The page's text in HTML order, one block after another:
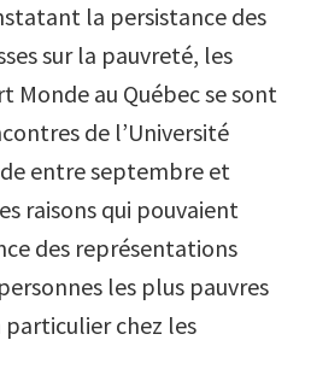
la persistance des
sur la pauvreté, les
Monde au Québec se sont
de l’Université
entre septembre et
raisons qui pouvaient
des représentations
les plus pauvres
particulier chez les